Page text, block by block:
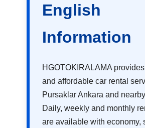
English
Information
HGOTOKIRALAMA
and affordable car rental
Pursaklar Ankara and
Daily, weekly and monthly
are available with economy,